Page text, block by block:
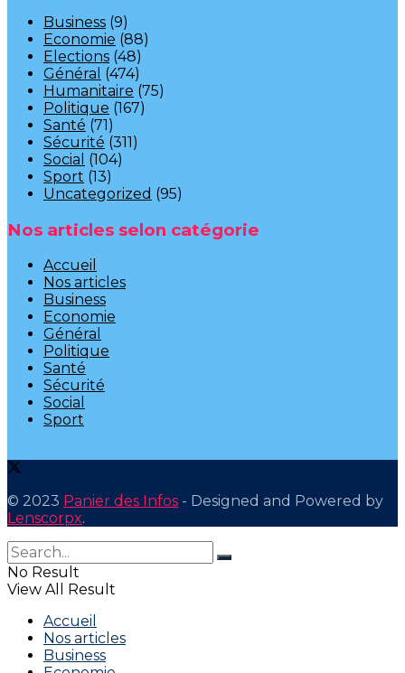
Business (9)
Economie (88)
Elections (48)
Général (474)
Humanitaire (75)
Politique (167)
Santé (71)
Sécurité (311)
Social (104)
Sport (13)
Uncategorized (95)
Nos articles selon catégorie
Accueil
Nos articles
Business
Economie
Général
Politique
Santé
Sécurité
Social
Sport
© 2023 Panier des Infos - Designed and Powered by
Lenscorpx.
No Result
View All Result
Accueil
Nos articles
Business